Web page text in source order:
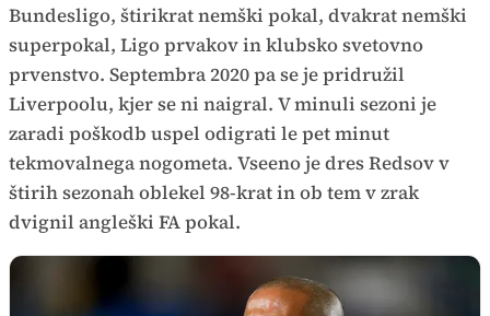
Bundesligo, štirikrat nemški pokal, dvakrat nemški
superpokal, Ligo prvakov in klubsko svetovno
prvenstvo. Septembra 2020 pa se je pridružil
Liverpoolu, kjer se ni naigral. V minuli sezoni je
zaradi poškodb uspel odigrati le pet minut
tekmovalnega nogometa. Vseeno je dres Redsov v
štirih sezonah oblekel 98-krat in ob tem v zrak
dvignil angleški FA pokal.